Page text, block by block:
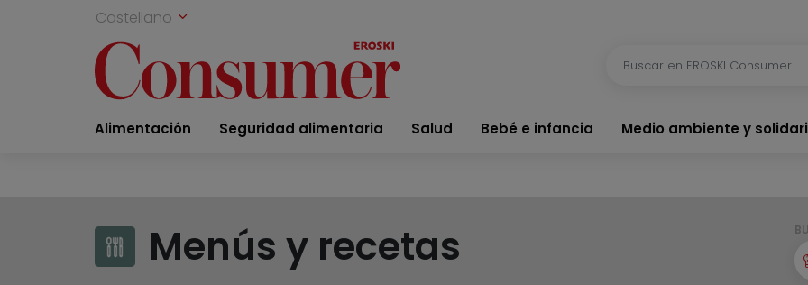
Castellano
Alimentación Seguridad alimentaria Salud Bebé e infancia Medio ambiente y
Menús y recetas